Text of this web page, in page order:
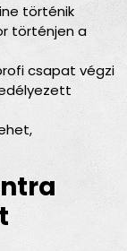
történik
történjen a
csapat végzi